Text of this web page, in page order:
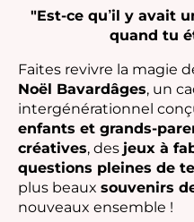
"Est-ce qu’il y avait
quand tu
Faites revivre la magie
Noël Bavardâges, un
intergénérationnel
enfants et grands-
créatives, des jeux à
questions pleines de
plus beaux souvenirs
nouveaux ensemble !